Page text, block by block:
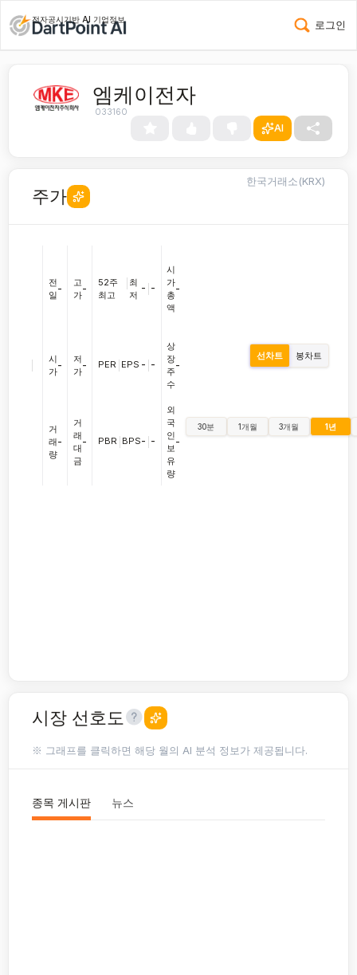
전자공시기반 AI 기업정보 로그인
엠케이전자
033160
AI
주가
한국거래소(KRX)
전
일
-
시
가
-
거
래
량
-
고
가
-
저
가
-
거
래
대
금
-
52주
최고
최
저
- -
PER EPS - -
PBR BPS- -
시
가
총
액
-
상
장
주
수
-
외
국
인
보
유
량
-
선차트 봉차트
30분 1개월 3개월 1년
시장 선호도
※ 그래프를 클릭하면 해당 월의 AI 분석 정보가 제공됩니다.
종목 게시판 뉴스